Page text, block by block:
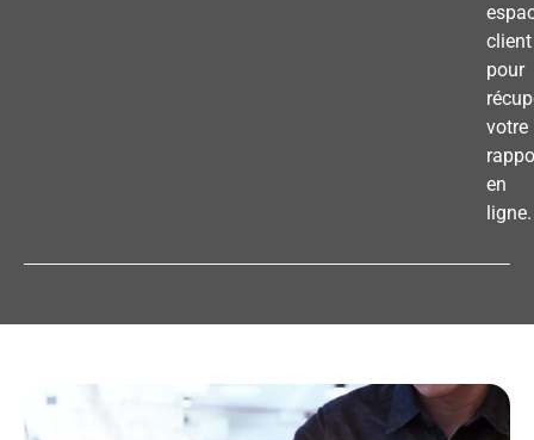
client
pour
votre
en
ligne.